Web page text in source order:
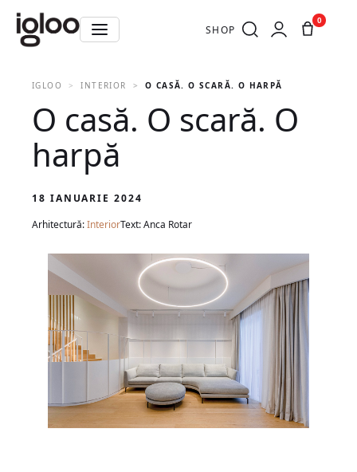
SHOP
0
IGLOO INTERIOR O CASĂ. O SCARĂ. O HARPĂ
O casă. O scară. O
harpă
18 IANUARIE 2024
Arhitectură:InteriorText: Anca Rotar